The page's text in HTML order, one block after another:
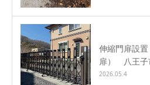
伸縮門扉設
扉） 八王子
2026.05.4